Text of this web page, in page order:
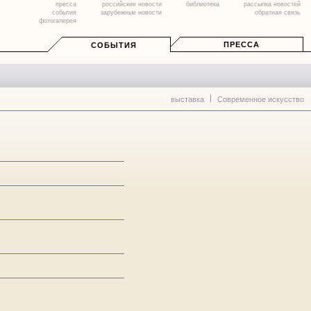
пресса
события
фотогалерея
российские новости
зарубежные новости
библиотека
рассылка новостей
обратная связь
СОБЫТИЯ ПРЕССА
выставка Современное искусство